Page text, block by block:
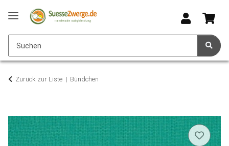
Zurück zur Liste Bündchen